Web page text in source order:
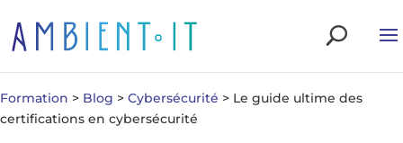
Formation > Blog > Cybersécurité > Le guide ultime des
certifications en cybersécurité